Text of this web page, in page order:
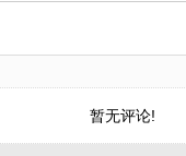
暂无评论!